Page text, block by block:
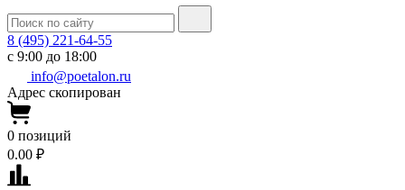
8 (495) 221-64-55
с 9:00 до 18:00
info@poetalon.ru
Адрес скопирован
0 позиций
0.00 ₽